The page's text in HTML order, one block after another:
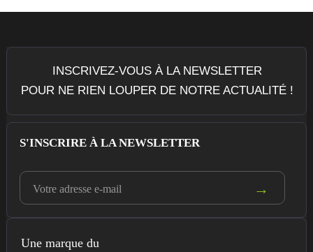
INSCRIVEZ-VOUS À LA NEWSLETTER
POUR NE RIEN LOUPER DE NOTRE ACTUALITÉ !
S'INSCRIRE À LA NEWSLETTER
Une marque du